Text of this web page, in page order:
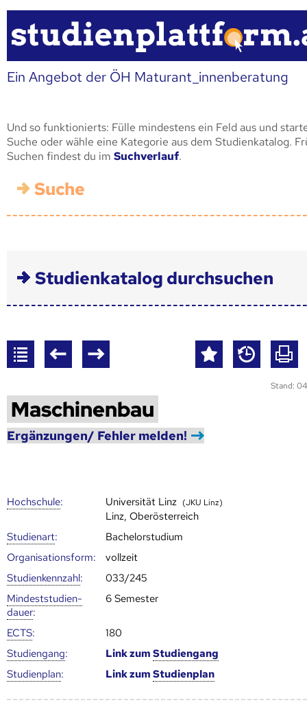
Ein Angebot der ÖH Maturant_innenberatung
Und so funktionierts: Fülle mindestens ein Feld aus und
Suche oder wähle eine Kategorie aus dem Studienkatalog.
Suchen findest du im Suchverlauf.
Suche
Studienkatalog durchsuchen
Stand:
Maschinenbau
Ergänzungen/ Fehler melden!
Hoch­schule: Universität Linz (JKU Linz)
Linz, Oberösterreich
Studienart:
Bachelorstudium
Organisationsform:
vollzeit
Studien­kenn­zahl:
033/245
Mindest­studien­
dauer:
6 Semester
ECTS:
180
Studien­gang: Link zumStudien­gang
Studien­plan: Link zumStudien­plan